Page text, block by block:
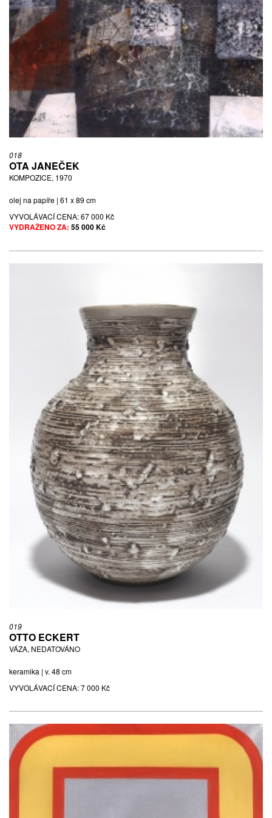
018
OTA JANEČEK
KOMPOZICE, 1970
olej na papíře | 61 x 89 cm
VYVOLÁVACÍ CENA:67 000 Kč
VYDRAŽENO ZA: 55 000 Kč
019
OTTO ECKERT
VÁZA, NEDATOVÁNO
keramika | v. 48 cm
VYVOLÁVACÍ CENA:7 000 Kč